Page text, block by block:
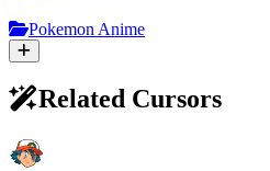
Pokemon Anime
Related Cursors